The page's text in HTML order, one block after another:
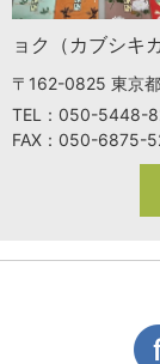
ョク（カブシキ
〒162-0825 東京
TEL：050-5448-
FAX：050-6875-